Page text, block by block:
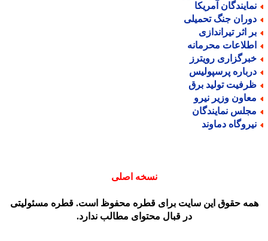
آمریکا
جنگ تحمیلی
اثر تیراندازی
محرمانه
رویترز
پرسپولیس
تولید برق
وزیر نیرو
نمایندگان
دماوند
نسخه اصلی
حقوق این سایت برای قطره محفوظ است. قطره مسئولیتی
در قبال محتوای مطالب ندارد.